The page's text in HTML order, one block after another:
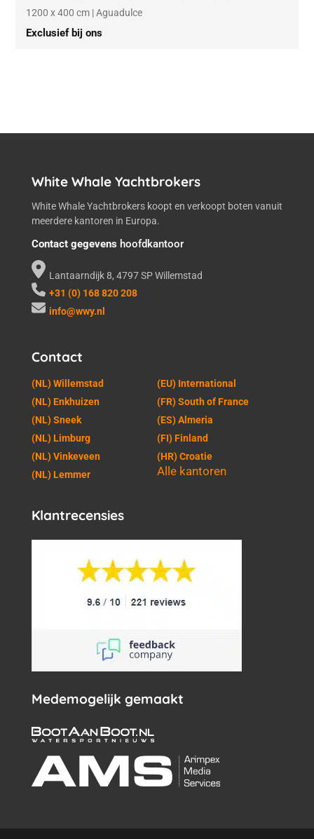
1200 x 400 cm | Aguadulce
Exclusief bij ons
White Whale Yachtbrokers
White Whale Yachtbrokers koopt en verkoopt boten vanuit
meerdere kantoren in Europa.
Contact gegevens hoofdkantoor
Lantaarndijk 8, 4797 SP Willemstad
+31 (0) 168 820 208
info@wwy.nl
Contact
(NL) Willemstad
(NL) Enkhuizen
(NL) Sneek
(NL) Limburg
(NL) Vinkeveen
(NL) Lemmer
(EU) International
(FR) South of France
(ES) Almeria
(FI) Finland
(HR) Croatie
Alle kantoren
Klantrecensies
Medemogelijk gemaakt